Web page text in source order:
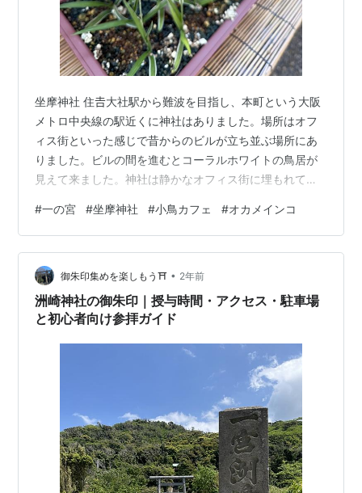
坐摩神社 住𠮷大社駅から難波を目指し、本町という大阪
メトロ中央線の駅近くに神社はありました。場所はオフ
ィス街といった感じで昔からのビルが立ち並ぶ場所にあ
りました。ビルの間を進むとコーラルホワイトの鳥居が
見えて来ました。神社は静かなオフィス街に埋もれてい
花さぎ草」と書かれたテントがありました。お参りをし
た後にのぞいてみました。 さぎ草の見ごろは8月中旬の
ようです。どうにか一輪咲いていました。知っている花
ですが、初めて見たかもしれません。とても可憐な花で
した。 神社の紋は白鷺だそうです。 神功皇后が坐摩神の
御教により松枝に白鷺の群がる所を選び、 坐…
#一の宮 #坐摩神社 #小鳥カフェ #オカメインコ
御朱印集めを楽しもう⛩️ • 2年前
洲崎神社の御朱印｜授与時間・アクセス・駐車場
と初心者向け参拝ガイド